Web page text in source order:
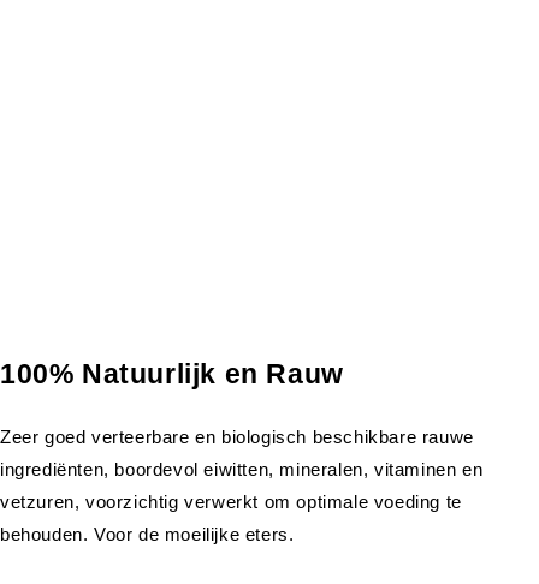
100% Natuurlijk en Rauw
Zeer goed verteerbare en biologisch beschikbare rauwe
ingrediënten, boordevol eiwitten, mineralen, vitaminen en
vetzuren, voorzichtig verwerkt om optimale voeding te
behouden. Voor de moeilijke eters.